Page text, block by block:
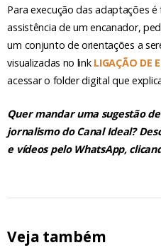
Para execução das adaptações
assistência de um encanador,
um conjunto de orientações a
visualizadas no link LIGAÇÃO DE
acessar o folder digital que
Quer mandar uma sugestão
jornalismo do Canal Ideal?
e vídeos pelo WhatsApp,
Veja também